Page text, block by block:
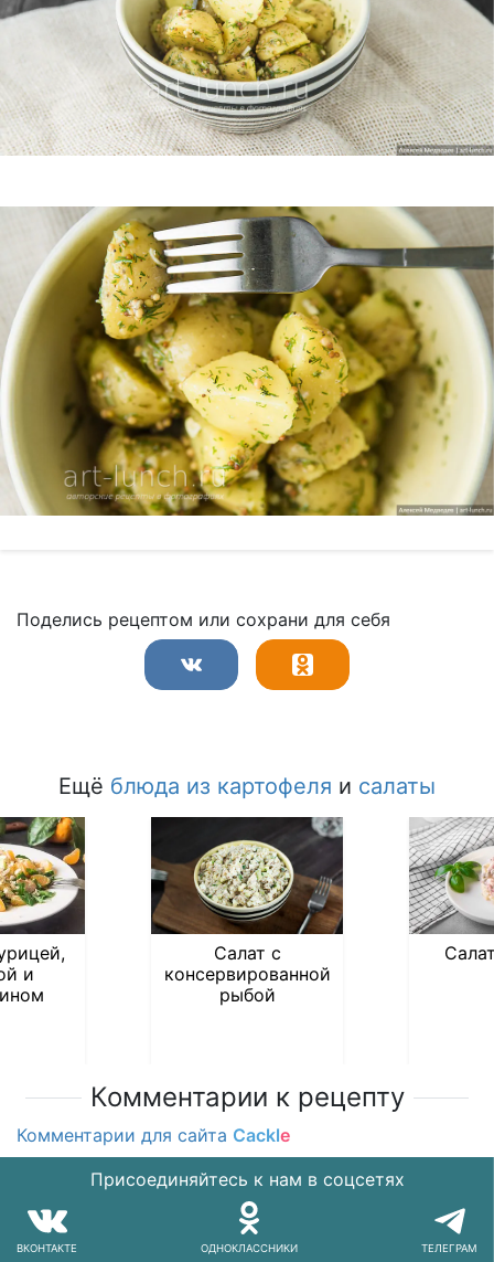
Поделись рецептом или сохрани для себя
Ещё блюда из картофеля и салаты
и
Салат с
консервированной
рыбой
Комментарии к рецепту
Комментарии для сайта Cackle
Присоединяйтесь к нам в соцсетях
ВКОНТАКТЕ ОДНОКЛАССНИКИ ТЕЛЕГРАМ